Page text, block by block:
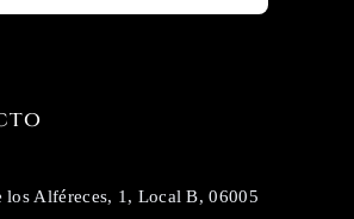
los Alféreces, 1, Local B, 06005